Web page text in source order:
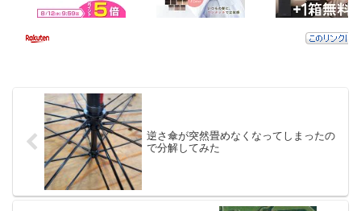
逆さ傘が突然畳めなくなってしまったの
で分解してみた